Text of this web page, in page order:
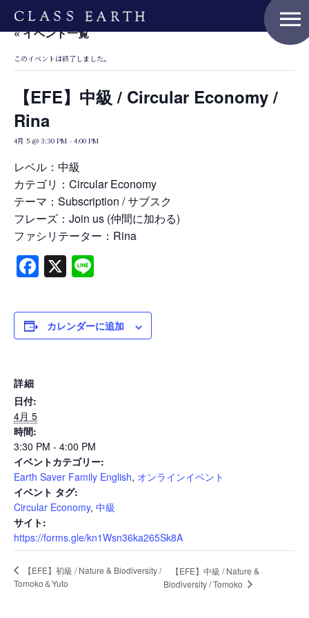
menu
Home
Nature Positive Members
Uniform Project
Art Project
Product Planning
Events
Journal
Interview
Online Shop
« イベント一覧
このイベントは終了しました。
【EFE】中級 / Circular Economy /
Rina
4月 5 @ 3:30 PM - 4:00 PM
レベル：中級
カテゴリ：Circular Economy
テーマ：Subscription / サブスク
フレーズ：Join us (仲間に加わる)
ファシリテーター：Rina
Facebook
X
カレンダーに追加
詳細
日付:
4月 5
時間:
3:30 PM - 4:00 PM
イベントカテゴリー:
Earth Saver Family English, オンラインイベント
イベント タグ:
Circular Economy, 中級
サイト:
https://forms.gle/kn1Wsn36ka265Sk8A
【EFE】初級 / Nature & Biodiversity /
Tomoko＆Yuto
【EFE】中級 / Nature &
Biodiversity / Tomoko